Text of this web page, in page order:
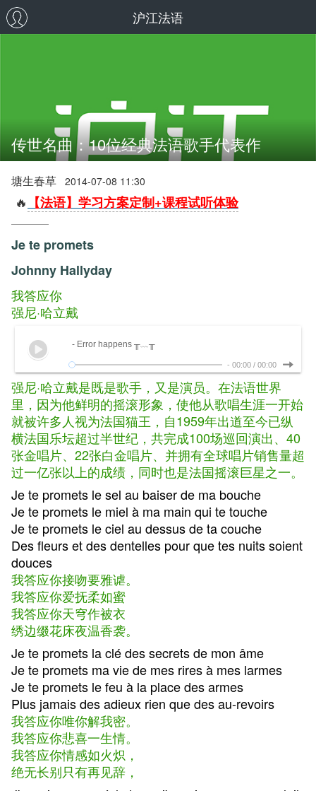
沪江法语
传世名曲：10位经典法语歌手代表作
塘生春草 2014-07-08 11:30
🔥 【法语】学习方案定制+课程试听体验
Je te promets
Johnny Hallyday
我答应你
强尼·哈立戴
- Error happens ╥﹏╥
- 00:00 / 00:00
强尼·哈立戴是既是歌手，又是演员。在法语世界
里，因为他鲜明的摇滚形象，使他从歌唱生涯一开始
就被许多人视为法国猫王，自1959年出道至今已纵
横法国乐坛超过半世纪，共完成100场巡回演出、40
张金唱片、22张白金唱片、并拥有全球唱片销售量超
过一亿张以上的成绩，同时也是法国摇滚巨星之一。
Je te promets le sel au baiser de ma bouche
Je te promets le miel à ma main qui te touche
Je te promets le ciel au dessus de ta couche
Des fleurs et des dentelles pour que tes nuits soient
douces
我答应你接吻要雅谑。
我答应你爱抚柔如蜜
我答应你天穹作被衣
绣边缀花床夜温香袭。
Je te promets la clé des secrets de mon âme
Je te promets ma vie de mes rires à mes larmes
Je te promets le feu à la place des armes
Plus jamais des adieux rien que des au-revoirs
我答应你唯你解我密。
我答应你悲喜一生情。
我答应你情感如火炽，
绝无长别只有再见辞，